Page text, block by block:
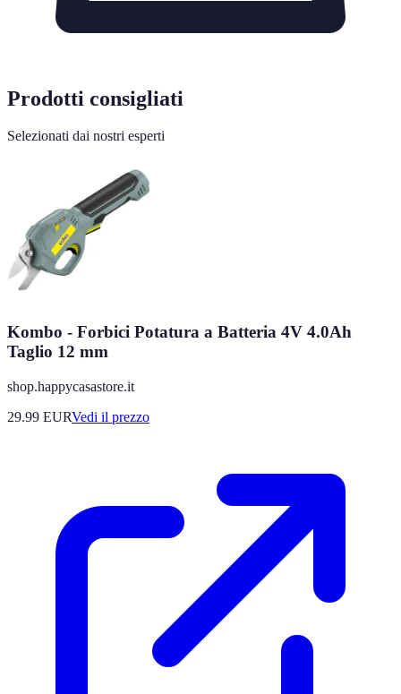
Prodotti consigliati
Selezionati dai nostri esperti
Kombo - Forbici Potatura a Batteria 4V 4.0Ah
Taglio 12 mm
shop.happycasastore.it
29.99 EURVedi il prezzo